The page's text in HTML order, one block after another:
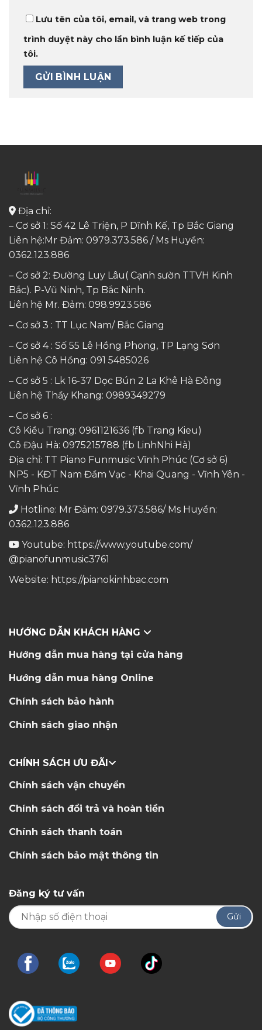
Lưu tên của tôi, email, và trang web trong
trình duyệt này cho lần bình luận kế tiếp của
tôi.
Địa chỉ:
– Cơ sở 1: Số 42 Lê Triện, P Dĩnh Kế, Tp Bắc Giang
Liên hệ:Mr Đảm: 0979.373.586 / Ms Huyền:
0362.123.886
– Cơ sở 2: Đường Luy Lâu( Cạnh sườn TTVH Kinh
Bắc). P-Vũ Ninh, Tp Bắc Ninh.
Liên hệ Mr. Đảm: 098.9923.586
– Cơ sở 3 : TT Lục Nam/ Bắc Giang
– Cơ sở 4 : Số 55 Lê Hồng Phong, TP Lạng Sơn
Liên hệ Cô Hồng: 091 5485026
– Cơ sở 5 : Lk 16-37 Dọc Bún 2 La Khê Hà Đông
Liên hệ Thầy Khang: 0989349279
– Cơ sở 6 :
Cô Kiều Trang: 0961121636 (fb Trang Kieu)
Cô Đậu Hà: 0975215788 (fb LinhNhi Hà)
Địa chỉ: TT Piano Funmusic Vĩnh Phúc (Cơ sở 6)
NP5 - KĐT Nam Đầm Vạc - Khai Quang - Vĩnh Yên -
Vĩnh Phúc
Hotline: Mr Đảm: 0979.373.586/ Ms Huyền:
0362.123.886
Youtube: https://www.youtube.com/
@pianofunmusic3761
Website: https://pianokinhbac.com
HƯỚNG DẪN KHÁCH HÀNG
Hướng dẫn mua hàng tại cửa hàng
Hướng dẫn mua hàng Online
Chính sách bảo hành
Chính sách giao nhận
CHÍNH SÁCH ƯU ĐÃI
Chính sách vận chuyển
Chính sách đổi trả và hoàn tiền
Chính sách thanh toán
Chính sách bảo mật thông tin
Đăng ký tư vấn